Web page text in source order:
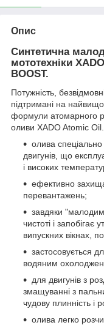
Опис
Синтетична
мототехніки
BOOST.
Потужність,
підтримані на
формули атомарного
оливи XADO Atomic Oil.
олива
двигунів, що
і високих
ефективно
перевантажень;
завдяки
чистоті і запобігає
випускних вікнах,
застосовується
водяним
для двигунів з
змащуванні з
чудову плинність і
олива легко